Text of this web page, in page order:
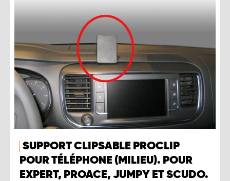
SUPPORT CLIPSABLE PROCLIP
POUR TÉLÉPHONE (MILIEU). POUR
EXPERT, PROACE, JUMPY ET SCUDO.